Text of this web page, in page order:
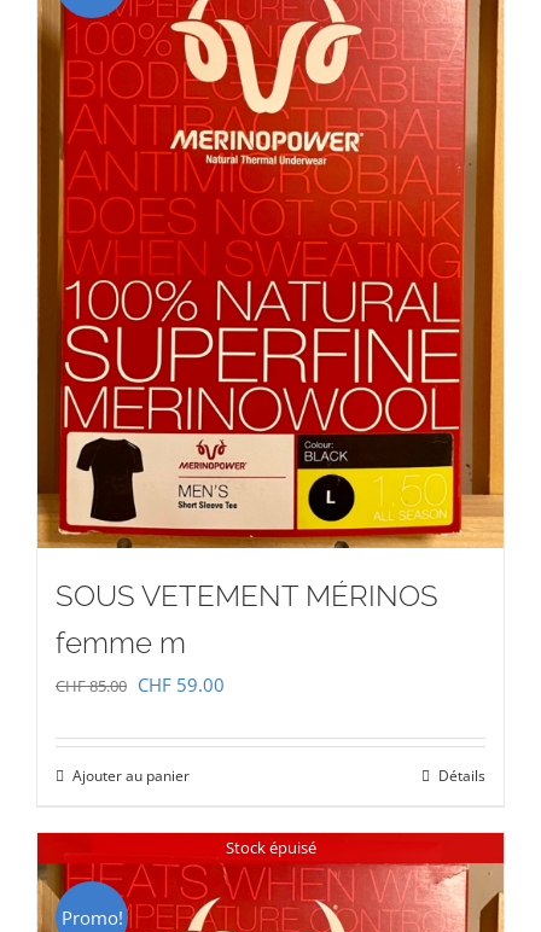
SOUS VETEMENT MÉRINOS
femme m
CHF85.00 Le
était :
CHF 85.00.
CHF 59.00
CHF 59.00.
Ajouter au panier Détails
Stock épuisé
Promo!